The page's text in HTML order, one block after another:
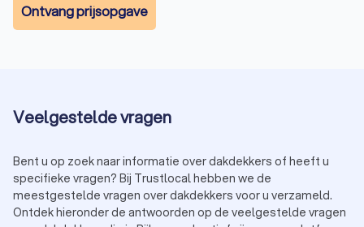
Ontvang prijsopgave
Veelgestelde vragen
Bent u op zoek naar informatie over dakdekkers of heeft u
specifieke vragen? Bij Trustlocal hebben we de
meestgestelde vragen over dakdekkers voor u verzameld.
Ontdek hieronder de antwoorden op de veelgestelde vragen